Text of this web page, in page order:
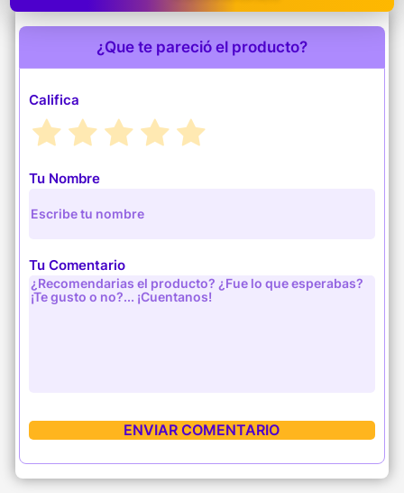
¿Que te pareció el producto?
Califica
Tu Nombre
Tu Comentario